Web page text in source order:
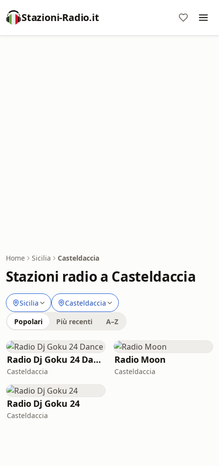
Stazioni-Radio.it
Home Sicilia Casteldaccia
Stazioni radio a Casteldaccia
Sicilia Casteldaccia
Popolari Più recenti A–Z
Radio Dj Goku 24 Dance
Casteldaccia
Radio Moon
Casteldaccia
Radio Dj Goku 24
Casteldaccia